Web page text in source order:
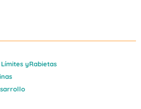
yRabietas